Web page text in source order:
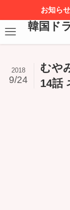
お知ら
韓国ド
むや
14話
2018
9/24